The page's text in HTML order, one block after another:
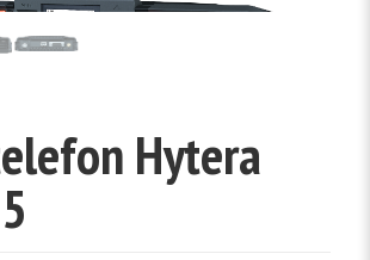
Hytera